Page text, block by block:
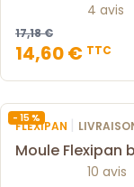
4 avis
17,18 €
14,60 € TTC
- 15 %
FLEXIPAN |
Moule Flexipan
10 avis